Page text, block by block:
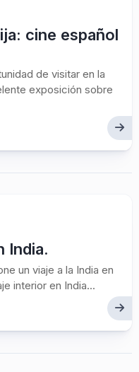
cine español
de visitar en la
exposición sobre
India.
un viaje a la India en
interior en India...